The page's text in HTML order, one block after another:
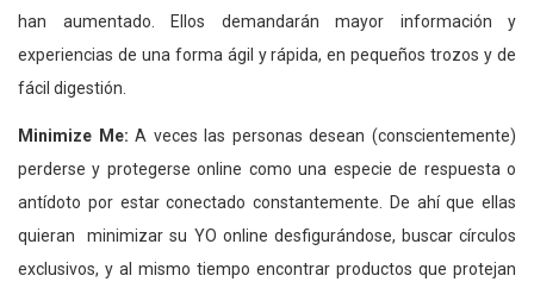
han aumentado. Ellos demandarán mayor información y
experiencias de una forma ágil y rápida, en pequeños trozos y de
fácil digestión.
Minimize Me: A veces las personas desean (conscientemente)
perderse y protegerse online como una especie de respuesta o
antídoto por estar conectado constantemente. De ahí que ellas
quieran minimizar su YO online desfigurándose, buscar círculos
exclusivos, y al mismo tiempo encontrar productos que protejan